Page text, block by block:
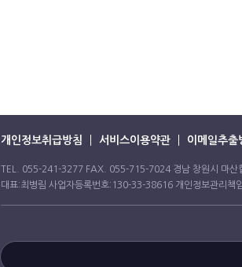
개인정보취급방침 서비스이용약관 이메일추출
TEL. 055-241-3277 FAX. 055-715-7024 경남 창원시 마산
대표:최병림 사업자등록번호:130-33-38616 개인정보관리책